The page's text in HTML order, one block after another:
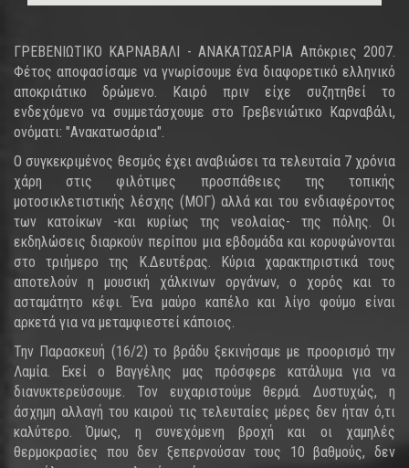
ΓΡΕΒΕΝΙΩΤΙΚΟ ΚΑΡΝΑΒΑΛΙ - ΑΝΑΚΑΤΩΣΑΡΙΑ Απόκριες 2007.
Φέτος αποφασίσαμε να γνωρίσουμε ένα διαφορετικό ελληνικό
αποκριάτικο δρώμενο. Καιρό πριν είχε συζητηθεί το
ενδεχόμενο να συμμετάσχουμε στο Γρεβενιώτικο Καρναβάλι,
ονόματι: "Ανακατωσάρια".
Ο συγκεκριμένος θεσμός έχει αναβιώσει τα τελευταία 7 χρόνια
χάρη στις φιλότιμες προσπάθειες της τοπικής
μοτοσικλετιστικής λέσχης (ΜΟΓ) αλλά και του ενδιαφέροντος
των κατοίκων -και κυρίως της νεολαίας- της πόλης. Οι
εκδηλώσεις διαρκούν περίπου μια εβδομάδα και κορυφώνονται
στο τριήμερο της Κ.Δευτέρας. Κύρια χαρακτηριστικά τους
αποτελούν η μουσική χάλκινων οργάνων, ο χορός και το
ασταμάτητο κέφι. Ένα μαύρο καπέλο και λίγο φούμο είναι
αρκετά για να μεταμφιεστεί κάποιος.
Την Παρασκευή (16/2) το βράδυ ξεκινήσαμε με προορισμό την
Λαμία. Εκεί ο Βαγγέλης μας πρόσφερε κατάλυμα για να
διανυκτερεύσουμε. Τον ευχαριστούμε θερμά. Δυστυχώς, η
άσχημη αλλαγή του καιρού τις τελευταίες μέρες δεν ήταν ό,τι
καλύτερο. Όμως, η συνεχόμενη βροχή και οι χαμηλές
θερμοκρασίες που δεν ξεπερνούσαν τους 10 βαθμούς, δεν